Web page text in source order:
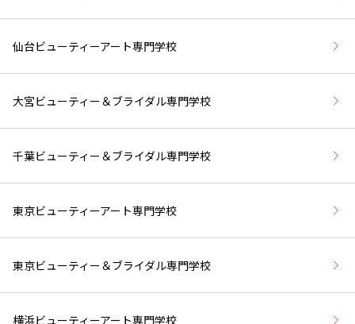
仙台ビューティーアート専門学校
大宮ビューティー＆ブライダル専門学校
千葉ビューティー＆ブライダル専門学校
東京ビューティーアート専門学校
東京ビューティー＆ブライダル専門学校
横浜ビューティーアート専門学校